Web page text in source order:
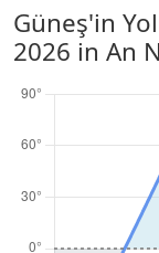
Güneş'in
2026 in An